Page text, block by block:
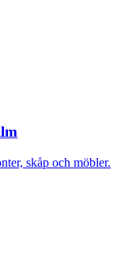
skåp och möbler.